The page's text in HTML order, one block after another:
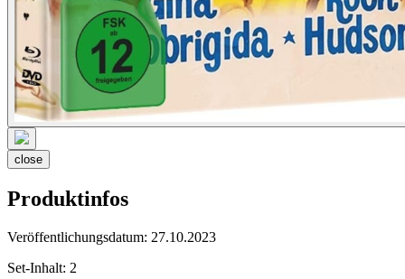
close
Produktinfos
Veröffentlichungsdatum: 27.10.2023
Set-Inhalt: 2